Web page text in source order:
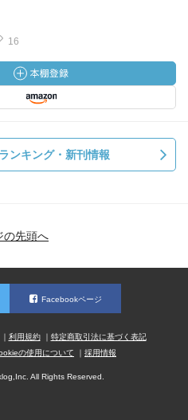
16
ンキング・新刊情報
の先頭へ
Facebookページ
利用規約
特定商取引法に基づく表記
の使用について 採用情報
All Rights Reserved.